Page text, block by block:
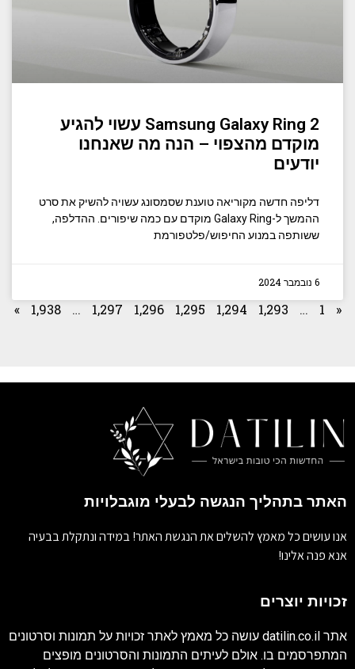
Samsung Galaxy Ring 2 עשוי להגיע
מוקדם מהצפוי – הנה מה שאנחנו
יודעים
דליפה חדשה מקוריאה טוענת שסמסונג עשויה להשיק את סרט
ההמשך ל-Galaxy Ring מוקדם עם כמה שיפורים. ההדלפה,
ששותפה במנוע החיפוש/פלטפורמת
6 נובמבר 2024
«
1
…
1,293
1,294
1,295
1,296
1,297
…
1,938
»
האתר בתהליך הנגשה לבעלי מוגבלויות
אנו עושים כל מאמץ להשלים את הנגשת האתר! במידה ונתקלת בבעיה
אנא פנה אלינו!
זכויות יוצרים
אתר datilin.co.il עושה כל מאמץ לאתר זכויות על תמונות וסרטונים
המתפרסמים בו. אולם לעיתים התמונות והסרטונים מופצים